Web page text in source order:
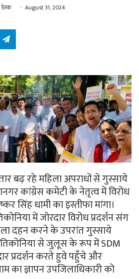
डेस्क August 31, 2024
Telegram
बढ़ रहे महिला अपराधों से गुस्साये
कांग्रेस कमेटी के नेतृत्व में विरोध
सिंह धामी का इस्तीफा मांगा।
में जोरदार विरोध प्रदर्शन संग
दहन करने के उपरांत गुस्साये
तिकोनिया से जुलूस के रूप में SDM
प्रदर्शन करते हुवे पहुँचे और
का ज्ञापन उपजिलाधिकारी को